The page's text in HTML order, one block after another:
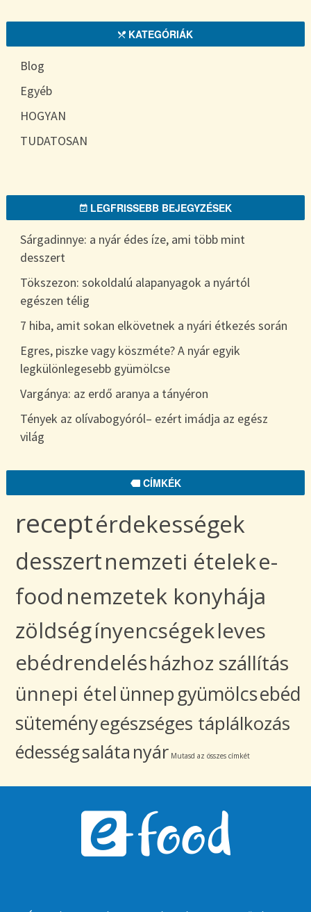
KATEGÓRIÁK
Blog
Egyéb
HOGYAN
TUDATOSAN
LEGFRISSEBB BEJEGYZÉSEK
Sárgadinnye: a nyár édes íze, ami több mint
desszert
Tökszezon: sokoldalú alapanyagok a nyártól
egészen télig
7 hiba, amit sokan elkövetnek a nyári étkezés során
Egres, piszke vagy köszméte? A nyár egyik
legkülönlegesebb gyümölcse
Vargánya: az erdő aranya a tányéron
Tények az olívabogyóról– ezért imádja az egész
világ
CÍMKÉK
receptérdekességek
desszertnemzeti ételeke-
food nemzetek konyhája
zöldségínyencségekleves
ebédrendelésházhoz szállítás
ünnepi ételünnepgyümölcsebéd
süteményegészséges táplálkozás
édességsaláta nyár Mutasd az összes címkét